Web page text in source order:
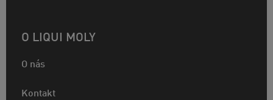
O LIQUI MOLY
O nás
Kontakt